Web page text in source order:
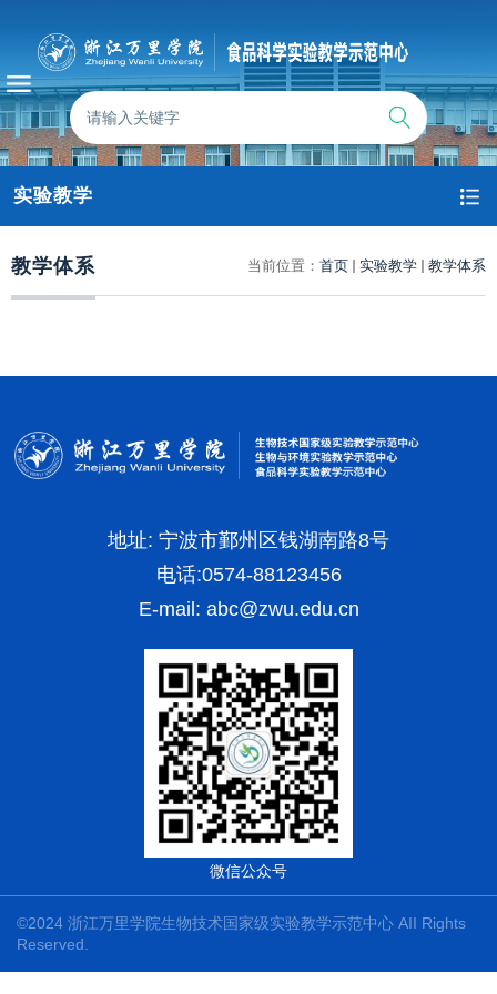
实验教学
当前位置： 首页 实验教学 教学体系
教学体系
地址: 宁波市鄞州区钱湖南路8号
电话:0574-88123456
E-mail: abc@zwu.edu.cn
微信公众号
©2024 浙江万里学院生物技术国家级实验教学示范中心 AII Rights
Reserved.